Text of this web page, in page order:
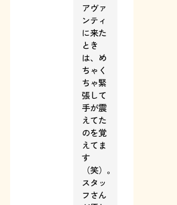
アヴァ
ンティ
に来た
とき
は、め
ちゃく
ちゃ緊
張して
手が震
えてた
のを覚
えてま
す
（笑）。
スタッ
フさん